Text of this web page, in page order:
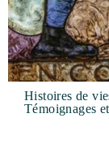
Histoires de
Témoignages